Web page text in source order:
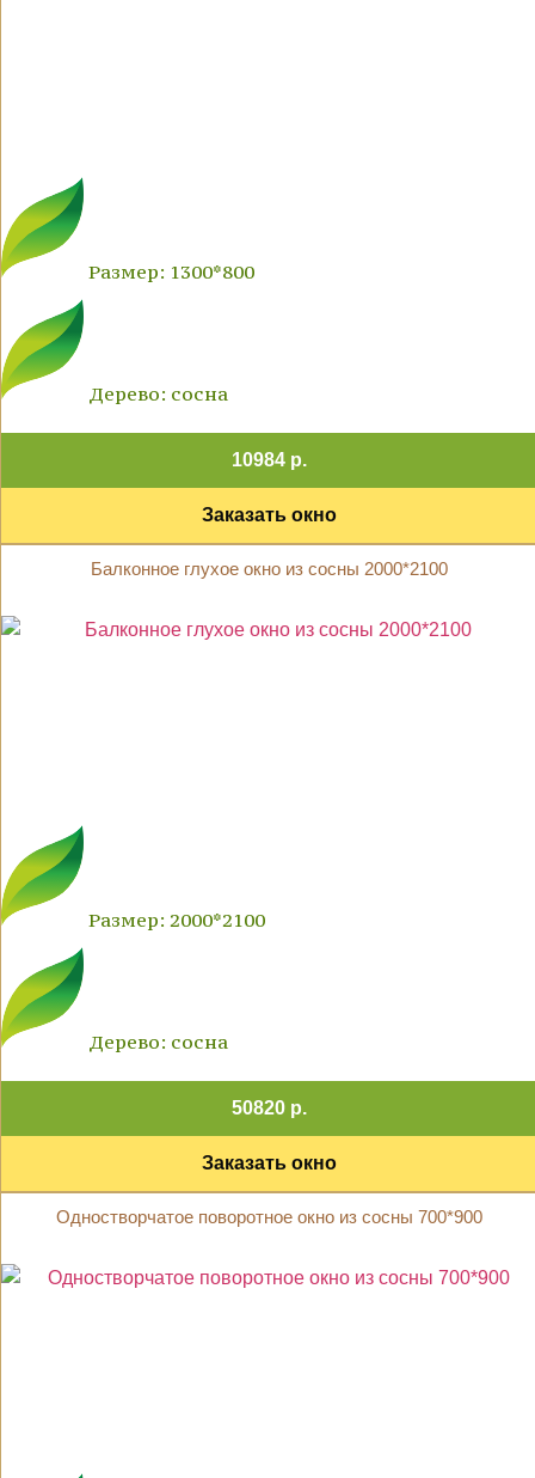
Размер: 1300*800
Дерево: сосна
10984 р.
Заказать окно
Балконное глухое окно из сосны 2000*2100
Размер: 2000*2100
Дерево: сосна
50820 р.
Заказать окно
Одностворчатое поворотное окно из сосны 700*900